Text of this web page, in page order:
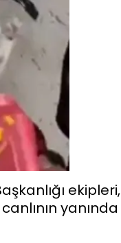
ekipleri,
yanında